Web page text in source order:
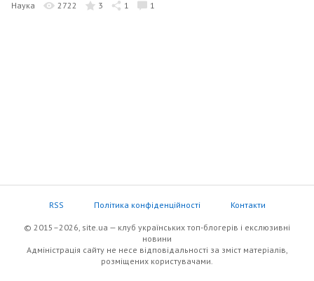
Наука 2722 3 1 1
RSS Політика конфіденційності Контакти
© 2015–2026, site.ua — клуб українських топ-блогерів i екслюзивнi
новини
Адміністрація сайту не несе відповідальності за зміст матеріалів,
розміщених користувачами.